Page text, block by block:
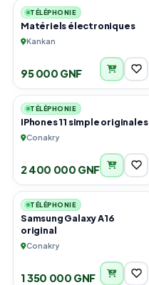
TÉLÉPHONIE
Matériels électroniques
Kankan
95 000 GNF
2
TÉLÉPHONIE
IPhones 11 simple originales
Conakry
2 400 000 GNF
1
TÉLÉPHONIE
Samsung Galaxy A16
original
Conakry
1 350 000 GNF